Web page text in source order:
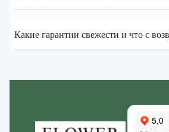
Какие гарантии свежести и что с